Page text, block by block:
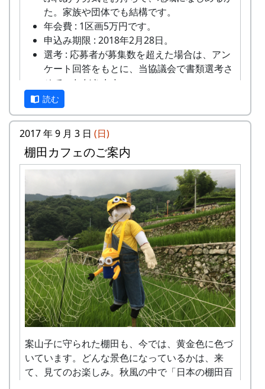
平成27年度棚田オーナー (2015-04-12 11:26:16)
岩座神棚田オーナーの特典
一から十までプロの指導を受け、減農薬栽培
の米づくりを体験できます。
収穫した米を全部お持ち帰りいただけます。
(100平方メートルの収穫収量は玄米で約30キ
ロです。) 清流の里、岩座神地区のコシヒカ
リは特においしいと評判です。
田すき、田ごしらえ、水管理、病害虫対策(3
回程度)、施肥、脱穀、乾燥、籾すりなどは
地元農家で担当します。
実りの時期には、かかしを立てることができ
ます。
た。家族や団体でも結構です。
年会費 : 1区画5万円です。
申込み期限 : 2018年2月28日。
選考 : 応募者が募集数を超えた場合は、アン
ケート回答をもとに、当協議会で書類選考さ
せていただきます。
申込み方法 : 下記の申込み窓口に、電話、
FAXまたはメールでお申し込み下さい（FAX
またはメールの場合は、郵便番号、住所、氏
名、電話番号を明記して下さい）。 折り返
し、詳しい内容と「申し込みアンケート」を
お送りいたしますので、申し込みアンケート
をご返送ください。
申込み・お問合せの窓口
岩座神棚田保全推進協議会事務局
TEL & FAX: 9999-99-9999
携帯: 999-9999-9999
MAIL : mailaddress
担当 : XX
読む
2017 年 9 月 3 日 (日)
棚田カフェのご案内
案山子に守られた棚田も、今では、黄金色に色づ
いています。どんな景色になっているかは、来
て、見てのお楽しみ。秋風の中で「日本の棚田百